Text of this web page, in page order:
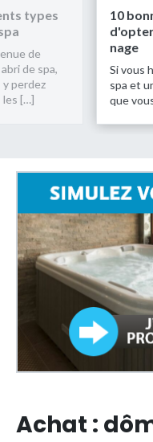
raisons
le spa de
entre un
c’est
[…]
Abris
Pour
de
un
Achat :